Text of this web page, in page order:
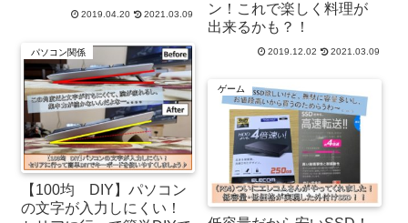
2019.04.20 2021.03.09
ン！これで楽しく料理が
出来るかも？！
2019.12.02 2021.03.09
パソコン関係
【100均 DIY】パソコン
の文字が入力しにくい！
ゲーム